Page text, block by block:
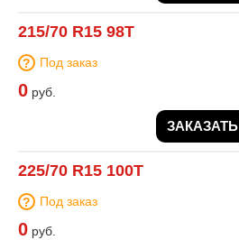
215/70 R15 98T
Под заказ
0 руб.
ЗАКАЗАТЬ
225/70 R15 100T
Под заказ
0 руб.